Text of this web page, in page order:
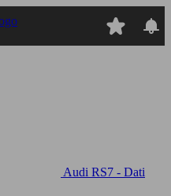
Audi RS7 - Dati